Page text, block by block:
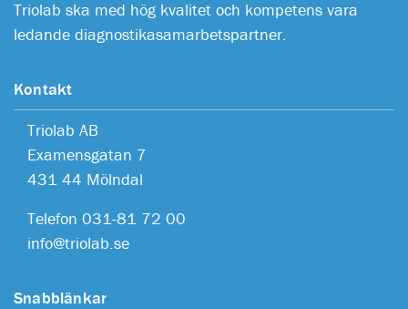
Triolab ska med hög kvalitet och kompetens vara
ledande diagnostikasamarbetspartner.
Kontakt
Triolab AB
Examensgatan 7
431 44 Mölndal
Telefon 031-81 72 00
info@triolab.se
Snabblänkar